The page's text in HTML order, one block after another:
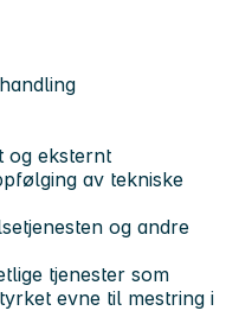
og eksternt
av tekniske
og andre
tjenester som
evne til mestring i